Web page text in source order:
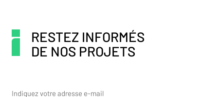
RESTEZ INFORMÉS
DE NOS PROJETS